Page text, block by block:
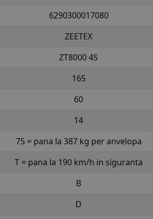
6290300017080
ZEETEX
ZT8000 4S
165
60
14
75 = pana la 387 kg per anvelopa
T = pana la 190 km/h in siguranta
B
D